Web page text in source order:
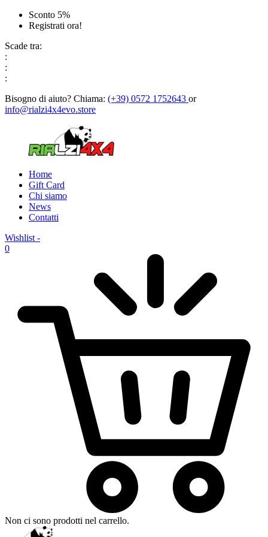
Sconto 5%
Registrati ora!
Scade tra:
:
:
:
Bisogno di aiuto? Chiama: (+39) 0572 1752643 or
info@rialzi4x4evo.store
Home
Gift Card
Chi siamo
News
Contatti
Wishlist -
0
Non ci sono prodotti nel carrello.